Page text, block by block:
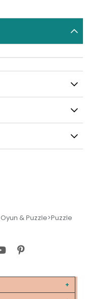
Oyun & Puzzle>Puzzle